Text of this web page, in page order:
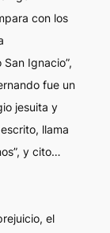
con los
Ignacio”,
fue un
jesuita y
llama
y cito…
el